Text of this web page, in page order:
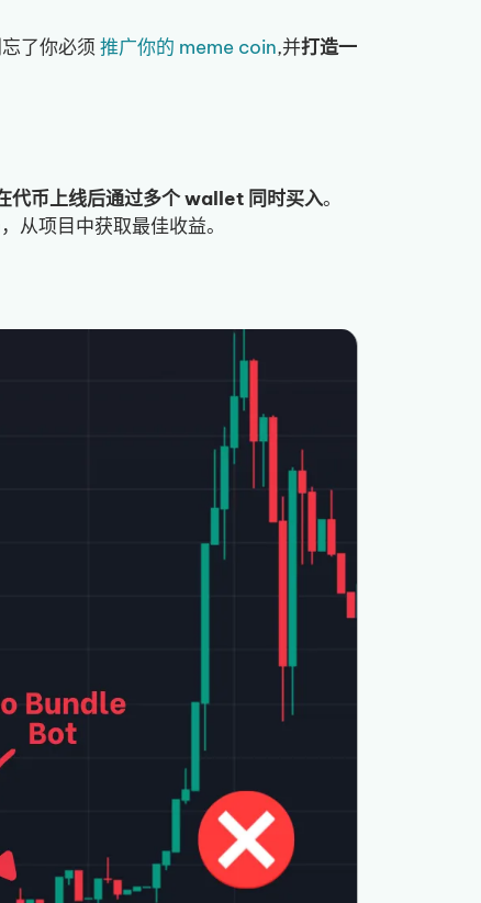
了你必须 推广你的 meme coin,并打造一
代币上线后通过多个 wallet 同时买入。
项目中获取最佳收益。